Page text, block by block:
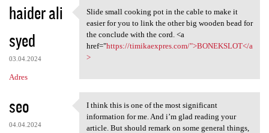
haider ali
syed
03.04.2024
Adres
Slide small cooking pot in
Slide small cooking pot in the cable to make it
easier for you to link the other big wooden bead for
the conclude with the cord. <a
href="https://timikaexpres.com/">BONEKSLOT</a
>
seo
04.04.2024
I think this is one of the
I think this is one of the most significant
information for me. And i’m glad reading your
article. But should remark on some general things,